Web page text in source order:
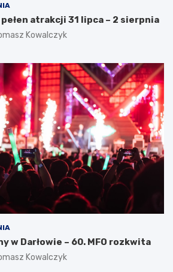
pełen atrakcji 31 lipca – 2 sierpnia
Kowalczyk
w Darłowie – 60. MFO rozkwita
Kowalczyk